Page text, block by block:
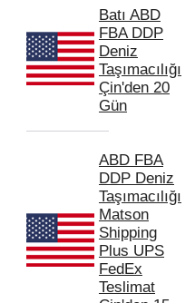
Batı ABD
FBA DDP
Deniz
Taşımacılığı
Çin'den 20
Gün
ABD FBA
DDP Deniz
Taşımacılığı
Matson
Shipping
Plus UPS
FedEx
Teslimat